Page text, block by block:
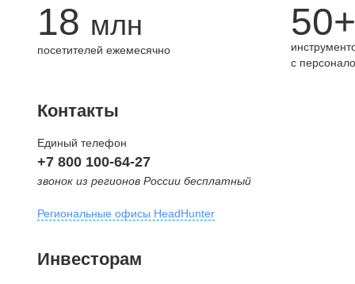
18 млн
посетителей ежемесячно
50+
с
Контакты
Единый телефон
+7 800 100-64-27
звонок из регионов России бесплатный
Региональные офисы HeadHunter
внутригородская территория
Инвесторам